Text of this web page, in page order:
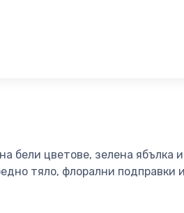
бели цветове, зелена ябълка
тяло, флорални подправки